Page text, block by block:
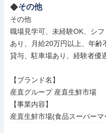
その他
その他
職場見学可、未経験OK、シ
あり、月給20万円以上、年齢
貸与、駐車場あり、経験者優
【ブランド名】
産直グループ 産直生鮮市場
【事業内容】
産直生鮮市場(食品スーパー